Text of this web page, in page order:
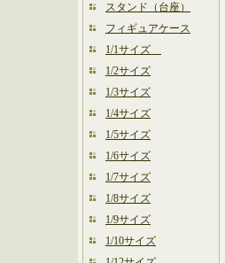
スタンド（台座）
フィギュアケース
1/1サイズ
1/2サイズ
1/3サイズ
1/4サイズ
1/5サイズ
1/6サイズ
1/7サイズ
1/8サイズ
1/9サイズ
1/10サイズ